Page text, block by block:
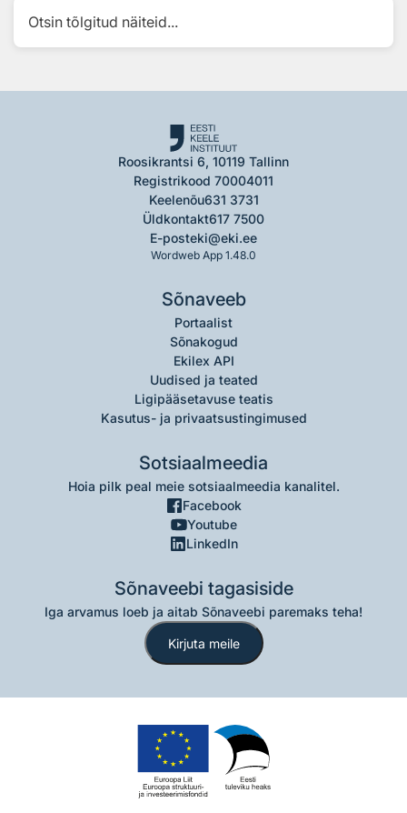
Otsin tõlgitud näiteid...
Roosikrantsi 6, 10119 Tallinn
Registrikood 70004011
Keelenõu631 3731
Üldkontakt617 7500
E-posteki@eki.ee
Wordweb App 1.48.0
Sõnaveeb
Portaalist
Sõnakogud
Ekilex API
Uudised ja teated
Ligipääsetavuse teatis
Kasutus- ja privaatsustingimused
Sotsiaalmeedia
Hoia pilk peal meie sotsiaalmeedia kanalitel.
Facebook
Youtube
LinkedIn
Sõnaveebi tagasiside
Iga arvamus loeb ja aitab Sõnaveebi paremaks teha!
Kirjuta meile